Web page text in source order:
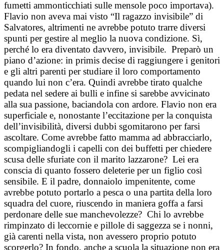
fumetti ammonticchiati sulle mensole poco importava).
Flavio non aveva mai visto “Il ragazzo invisibile” di
Salvatores, altrimenti ne avrebbe potuto trarre diversi
spunti per gestire al meglio la nuova condizione. Sì,
perché lo era diventato davvero, invisibile. Preparò un
piano d’azione: in primis decise di raggiungere i genitori
e gli altri parenti per studiare il loro comportamento
quando lui non c’era. Quindi avrebbe tirato qualche
pedata nel sedere ai bulli e infine si sarebbe avvicinato
alla sua passione, baciandola con ardore. Flavio non era
superficiale e, nonostante l’eccitazione per la conquista
dell’invisibilità, diversi dubbi sgomitarono per farsi
ascoltare. Come avrebbe fatto mamma ad abbracciarlo,
scompigliandogli i capelli con dei buffetti per chiedere
scusa delle sfuriate con il marito lazzarone? Lei era
conscia di quanto fossero deleterie per un figlio così
sensibile. E il padre, donnaiolo impenitente, come
avrebbe potuto portarlo a pesca o una partita della loro
squadra del cuore, riuscendo in maniera goffa a farsi
perdonare delle sue manchevolezze? Chi lo avrebbe
rimpinzato di leccornie e pillole di saggezza se i nonni,
già carenti nella vista, non avessero proprio potuto
scorgerlo? In fondo, anche a scuola la situazione non era